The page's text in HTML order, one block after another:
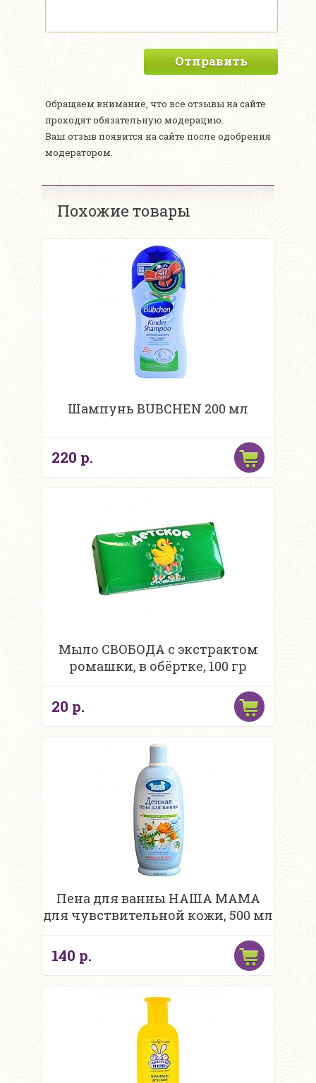
Отправить
Обращаем внимание, что все отзывы на сайте
проходят обязательную модерацию.
Ваш отзыв появится на сайте после одобрения
модератором.
Похожие товары
Шампунь BUBCHEN 200 мл
220 р.
Мыло СВОБОДА с экстрактом
ромашки, в обёртке, 100 гр
20 р.
Пена для ванны НАША МАМА
для чувствительной кожи, 500 мл
140 р.